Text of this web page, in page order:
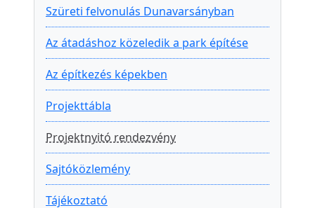
Szüreti felvonulás Dunavarsányban
Az átadáshoz közeledik a park építése
Az építkezés képekben
Projekttábla
Projektnyitó rendezvény
Sajtóközlemény
Tájékoztató